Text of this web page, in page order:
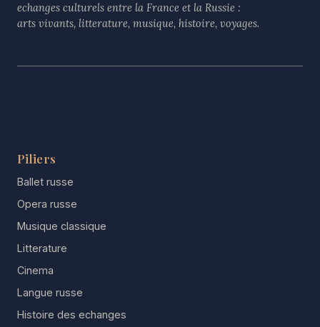
echanges culturels entre la France et la Russie :
arts vivants, litterature, musique, histoire, voyages.
Piliers
Ballet russe
Opera russe
Musique classique
Litterature
Cinema
Langue russe
Histoire des echanges